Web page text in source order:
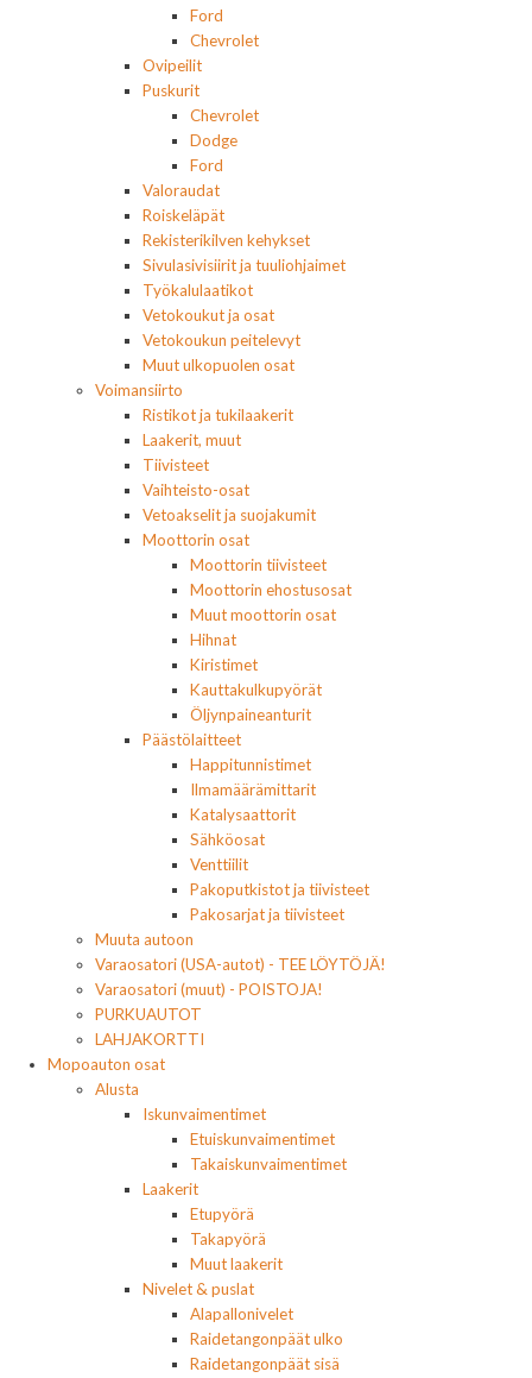
Ford
Chevrolet
Ovipeilit
Puskurit
Chevrolet
Dodge
Ford
Valoraudat
Roiskeläpät
Rekisterikilven kehykset
Sivulasivisiirit ja tuuliohjaimet
Työkalulaatikot
Vetokoukut ja osat
Vetokoukun peitelevyt
Muut ulkopuolen osat
Voimansiirto
Ristikot ja tukilaakerit
Laakerit, muut
Tiivisteet
Vaihteisto-osat
Vetoakselit ja suojakumit
Moottorin osat
Moottorin tiivisteet
Moottorin ehostusosat
Muut moottorin osat
Hihnat
Kiristimet
Kauttakulkupyörät
Öljynpaineanturit
Päästölaitteet
Happitunnistimet
Ilmamäärämittarit
Katalysaattorit
Sähköosat
Venttiilit
Pakoputkistot ja tiivisteet
Pakosarjat ja tiivisteet
Muuta autoon
Varaosatori (USA-autot) - TEE LÖYTÖJÄ!
Varaosatori (muut) - POISTOJA!
PURKUAUTOT
LAHJAKORTTI
Mopoauton osat
Alusta
Iskunvaimentimet
Etuiskunvaimentimet
Takaiskunvaimentimet
Laakerit
Etupyörä
Takapyörä
Muut laakerit
Nivelet & puslat
Alapallonivelet
Raidetangonpäät ulko
Raidetangonpäät sisä